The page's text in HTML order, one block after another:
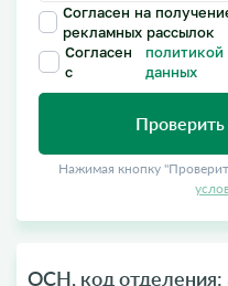
Согласен на
рекламных рассылок
Согласен
с
политикой
данных
Нажимая кнопку
ОСН, код отделения: